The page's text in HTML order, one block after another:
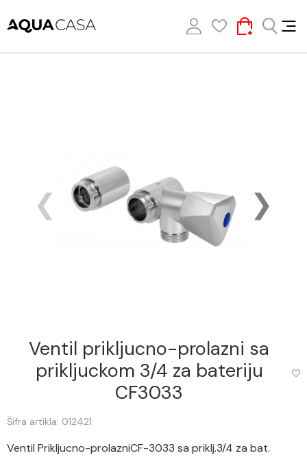
Ventil prikljucno-prolazni sa
prikljuckom 3/4 za bateriju
CF3033
Šifra artikla: 012421
Ventil Prikljucno-prolazniCF-3033 sa priklj.3/4 za bat.